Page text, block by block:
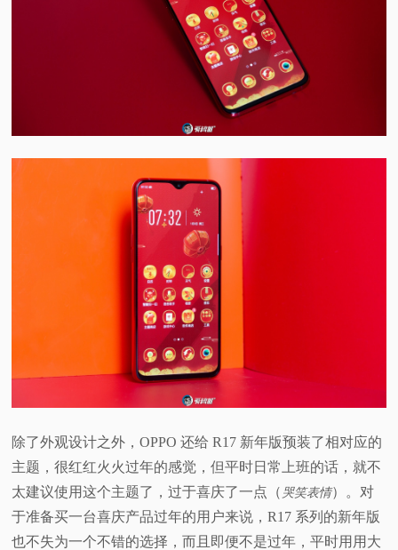
除了外观设计之外，OPPO 还给 R17 新年版预装了相对应的
主题，很红红火火过年的感觉，但平时日常上班的话，就不
太建议使用这个主题了，过于喜庆了一点（ 哭笑表情）。对
于准备买一台喜庆产品过年的用户来说，R17 系列的新年版
也不失为一个不错的选择，而且即便不是过年，平时用用大